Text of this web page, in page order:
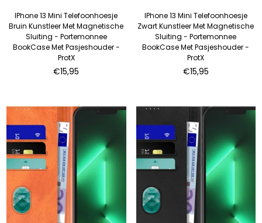
IPhone 13 Mini Telefoonhoesje
Bruin Kunstleer Met Magnetische
Sluiting - Portemonnee
BookCase Met Pasjeshouder -
ProtX
Normale
€15,95
IPhone 13 Mini Telefoonhoesje
Zwart Kunstleer Met Magnetische
Sluiting - Portemonnee
BookCase Met Pasjeshouder -
ProtX
Normale
€15,95